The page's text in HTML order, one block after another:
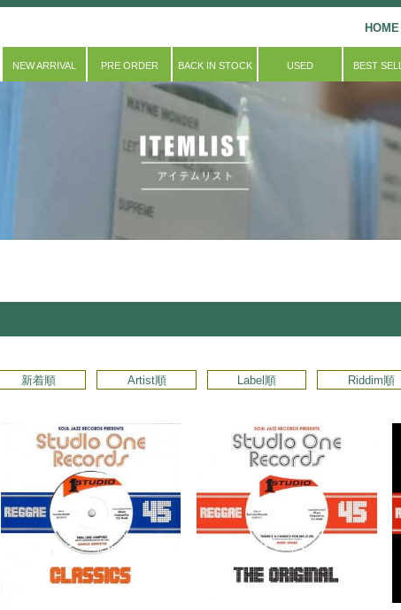
HOME
NEW ARRIVAL PRE ORDER BACK IN STOCK USED BEST
新着順 Artist順 Label順 Riddim順